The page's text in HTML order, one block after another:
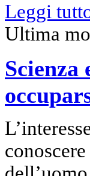
Leggi
Ultima